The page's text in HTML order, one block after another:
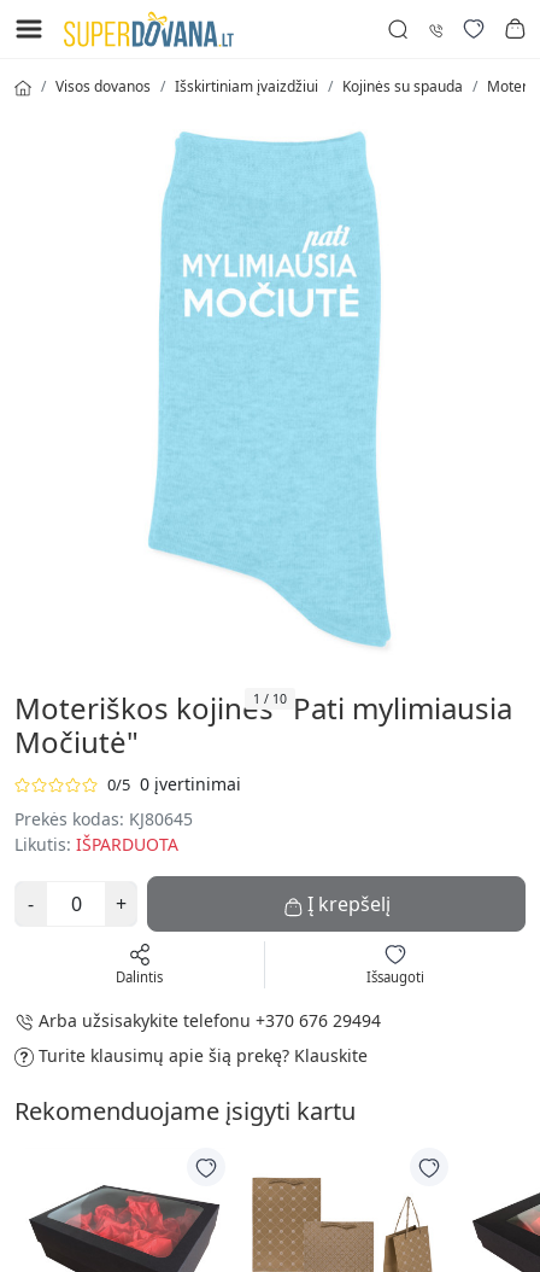
Visos dovanos Išskirtiniam įvaizdžiui Kojinės su spauda
1 / 10
Moteriškos kojinės "Pati mylimiausia
Močiutė"
0/5 0 įvertinimai
Prekės kodas: KJ80645
Likutis: IŠPARDUOTA
- + Į krepšelį
Dalintis Išsaugoti
Arba užsisakykite telefonu +370 676 29494
Turite klausimų apie šią prekę? Klauskite
Rekomenduojame įsigyti kartu